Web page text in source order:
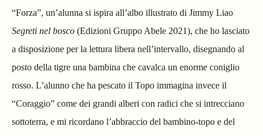
“Forza”, un’alunna si ispira all’albo illustrato di Jimmy Liao
Segreti nel bosco (Edizioni Gruppo Abele 2021), che ho lasciato
a disposizione per la lettura libera nell’intervallo, disegnando al
posto della tigre una bambina che cavalca un enorme coniglio
rosso. L’alunno che ha pescato il Topo immagina invece il
“Coraggio” come dei grandi alberi con radici che si intrecciano
sottoterra, e mi ricordano l’abbraccio del bambino-topo e del